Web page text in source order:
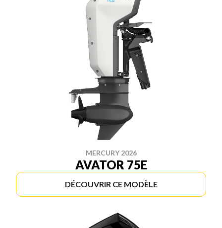
MERCURY 2026
AVATOR 75E
DÉCOUVRIR CE MODÈLE